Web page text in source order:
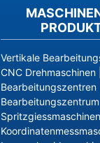
Vertikale
CNC Drehmaschinen
Bearbeitungszentren
Bearbeitungszentrum
Spritzgiessmaschinen